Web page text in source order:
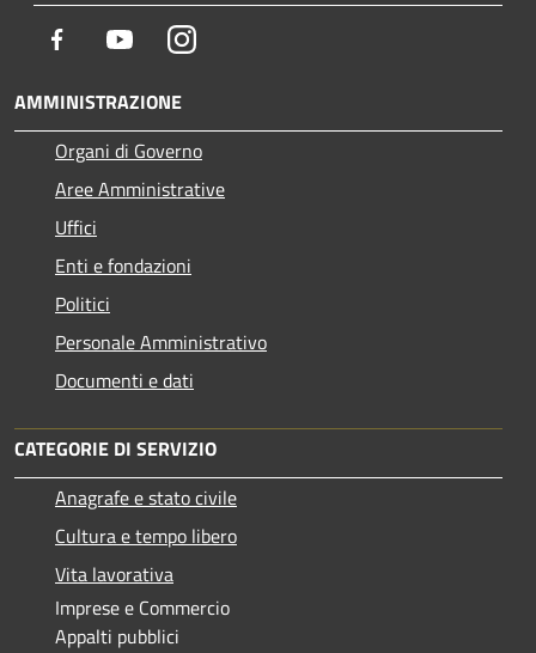
Facebook YoutubeInstagram
AMMINISTRAZIONE
Organi di Governo
Aree Amministrative
Uffici
Enti e fondazioni
Politici
Personale Amministrativo
Documenti e dati
CATEGORIE DI SERVIZIO
Anagrafe e stato civile
Cultura e tempo libero
Vita lavorativa
Imprese e Commercio
Appalti pubblici